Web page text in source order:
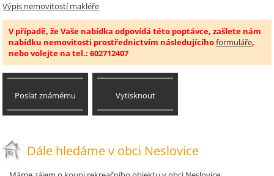
Výpis nemovitostí makléře
V případě, že Vaše nabídka odpovídá této poptávce, zašlete nám
nabídku nemovitosti prostřednictvím následujícíhoformuláře,
nebo volejte na tel.: 602712407
Poslat známému Vytisknout
Dále hledáme v obci Neslovice